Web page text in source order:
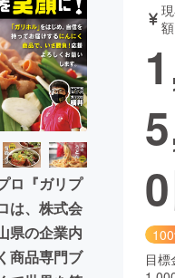
ー・ガジェット
画
・起業
り・地域活性化
Social Good
CAMPFIRE
るさと納税machi-ya コミュ
ロ『ガリプ
は、株式会
県の企業内
商品専門ブ
額
0
目標